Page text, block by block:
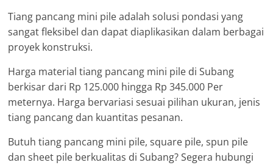
Tiang pancang mini pile adalah solusi pondasi yang
sangat fleksibel dan dapat diaplikasikan dalam berbagai
proyek konstruksi.
Harga material tiang pancang mini pile di Subang
berkisar dari Rp 125.000 hingga Rp 345.000 Per
meternya. Harga bervariasi sesuai pilihan ukuran, jenis
tiang pancang dan kuantitas pesanan.
Butuh tiang pancang mini pile, square pile, spun pile
dan sheet pile berkualitas di Subang? Segera hubungi